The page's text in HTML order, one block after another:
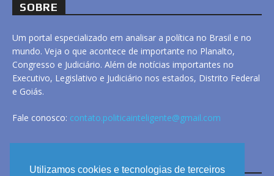
Utilizamos cookies e tecnologias de terceiros
SOBRE
Um portal especializado em analisar a política no Brasil e no
mundo. Veja o que acontece de importante no Planalto,
Congresso e Judiciário. Além de notícias importantes no
Executivo, Legislativo e Judiciário nos estados, Distrito Federal
e Goiás.
Fale conosco: contato.politicainteligente@gmail.com
LINKS